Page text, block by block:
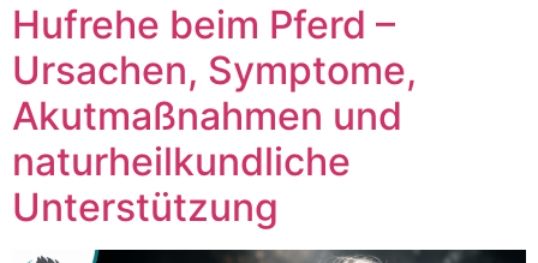
Hufrehe beim Pferd –
Ursachen, Symptome,
Akutmaßnahmen und
naturheilkundliche
Unterstützung